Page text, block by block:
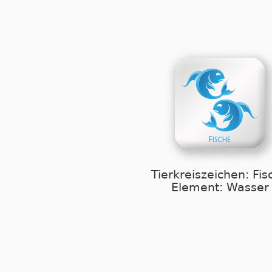
Tierkreiszeichen:
Element: Wasser